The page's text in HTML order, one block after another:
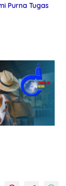
Purna Tugas